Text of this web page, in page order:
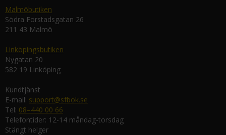
Malmöbutiken
Södra Förstadsgatan 26
211 43 Malmö
Linköpingsbutiken
Nygatan 20
582 19 Linköping
Kundtjänst
E-mail: support@sfbok.se
Tel: 08–440 00 66
Telefontider: 12-14 måndag-torsdag
Stängt helger